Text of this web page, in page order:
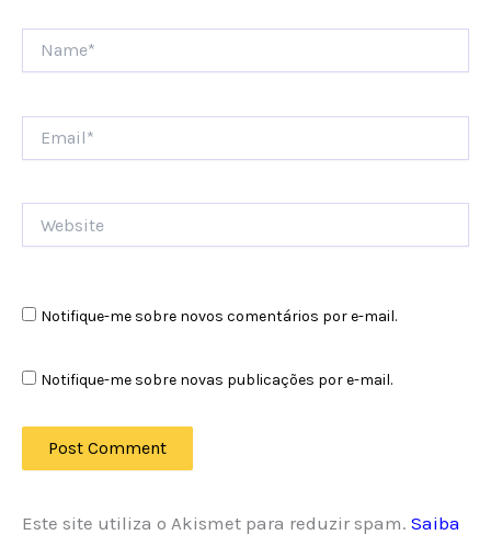
Notifique-me sobre novos comentários por e-mail.
Notifique-me sobre novas publicações por e-mail.
Este site utiliza o Akismet para reduzir spam. Saiba